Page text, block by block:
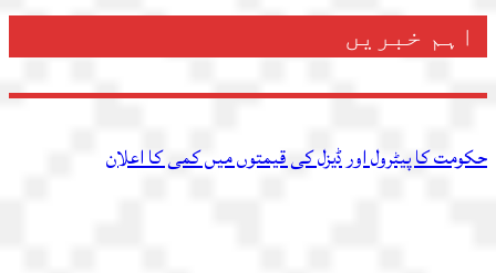
اہم خبریں
حکومت کا پیٹرول اور ڈیزل کی قیمتوں میں کمی کا اعلان